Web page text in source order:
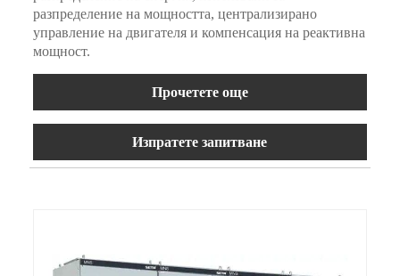
разпределение на мощността, централизирано
управление на двигателя и компенсация на реактивна
мощност.
Прочетете още
Изпратете запитване